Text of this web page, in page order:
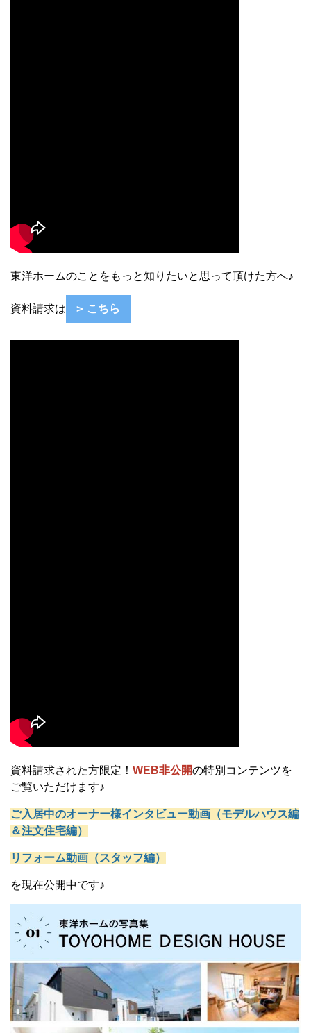
東洋ホームのことをもっと知りたいと思って頂けた方へ♪
資料請求は こちら
資料請求された方限定！ WEB非公開の特別コンテンツを
ご覧いただけます♪
ご入居中のオーナー様インタビュー動画（モデルハウス編
＆注文住宅編）
リフォーム動画（スタッフ編）
を現在公開中です♪